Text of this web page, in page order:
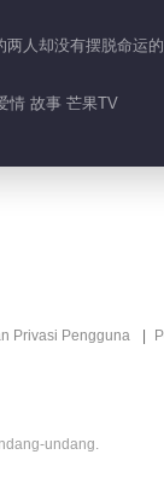
人却没有摆脱命运
情 故事 芒果TV
Privasi Pengguna
undang.